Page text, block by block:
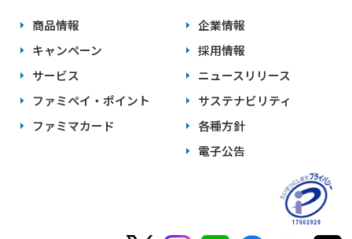
商品情報
キャンペーン
サービス
ファミペイ・ポイント
ファミマカード
企業情報
採用情報
ニュースリリース
サステナビリティ
各種方針
電子公告